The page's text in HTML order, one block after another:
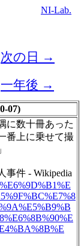
NI-Lab.
次の日 →
一年後 →
07)
に数十冊あった
番上に乗せて撮
事件 - Wikipedia